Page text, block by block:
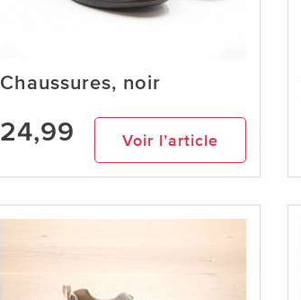
Chaussures, noir
24,99 Voir l’article